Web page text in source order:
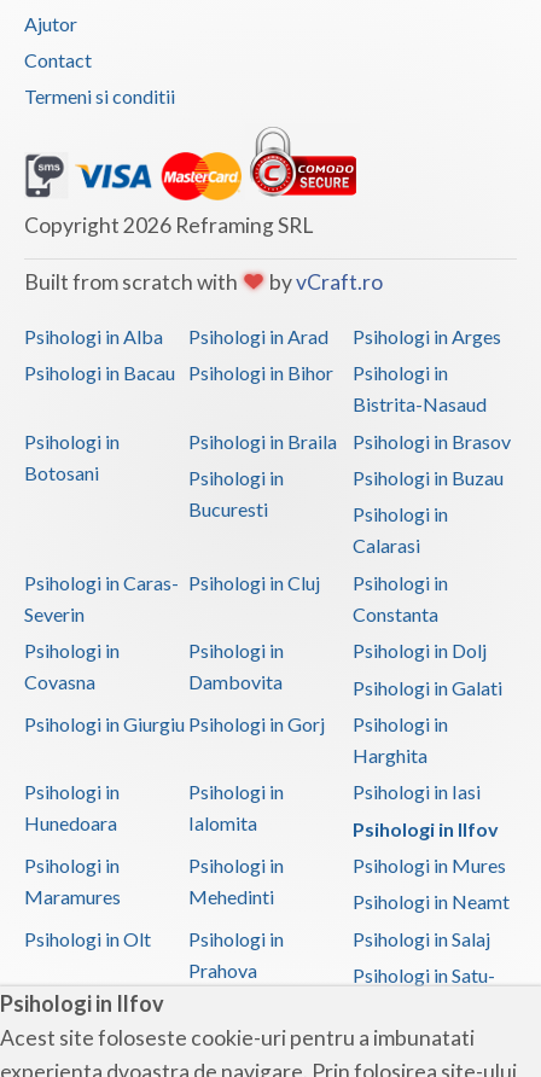
Psihologi in Ilfov
Acest site foloseste cookie-uri pentru a imbunatati
experienta dvoastra de navigare. Prin folosirea site-ului
Ajutor
Contact
Termeni si conditii
Copyright 2026 Reframing SRL
Built from scratch with byvCraft.ro
Psihologi in Alba Psihologi in Arad
Psihologi in Arges
Psihologi in Bacau
Psihologi in Bihor
Psihologi in
Bistrita-Nasaud
Psihologi in
Botosani
Psihologi in Braila
Psihologi in Brasov
Psihologi in
Bucuresti
Psihologi in Buzau
Psihologi in
Calarasi
Psihologi in Caras-
Severin
Psihologi in Cluj
Psihologi in
Constanta
Psihologi in
Covasna
Psihologi in
Dambovita
Psihologi in Dolj
Psihologi in Galati
Psihologi in Giurgiu Psihologi in Gorj
Psihologi in
Harghita
Psihologi in
Hunedoara
Psihologi in
Ialomita
Psihologi in Iasi
Psihologi in Ilfov
Psihologi in
Maramures
Psihologi in
Mehedinti
Psihologi in Mures
Psihologi in Neamt
Psihologi in Olt
Psihologi in
Prahova
Psihologi in Salaj
Psihologi in Satu-
Psihologi in Sibiu
Psihologi in
Psihologi in